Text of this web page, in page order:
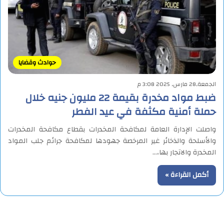
حوادث وقضايا
الجمعة,28 مارس, 2025 3:08 م
ضبط مواد مخدرة بقيمة 22 مليون جنيه خلال
حملة أمنية مكثفة في عيد الفطر
واصلت الإدارة العامة لمكافحة المخدرات بقطاع مكافحة المخدرات
والأسلحة والذخائر غير المرخصة جهودها لمكافحة جرائم جلب المواد
المخدرة والاتجار بها،…
أكمل القراءة »